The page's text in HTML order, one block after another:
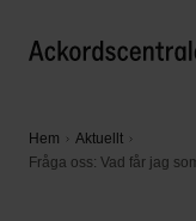
Hem
Aktuellt
Fråga oss: Vad får jag